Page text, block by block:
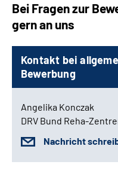
Bei Fragen zur
gern an uns
Kontakt bei
Bewerbung
Angelika Konczak
DRV Bund Reha-
Nachricht